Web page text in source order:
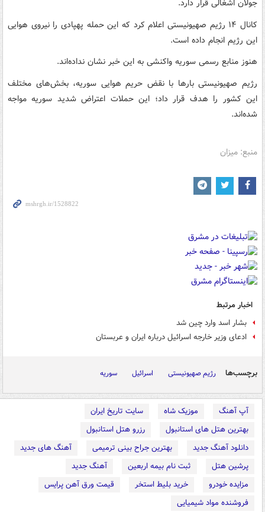
جولان اشغالی قرار دارد.
کانال ۱۴ رژیم صهیونیستی اعلام کرد که این حمله پهپادی را نیروی هوایی
این رژیم انجام داده است.
هنوز منابع رسمی سوریه واکنشی به این خبر نشان نداده‌اند.
رژیم صهیونیستی بارها با نقض حریم هوایی سوریه، بخش‌های مختلف
این کشور را هدف قرار داد؛ این حملات اعتراض شدید سوریه مواجه
شده‌اند.
منبع: میزان
اخبار مرتبط
بشار اسد وارد چین شد
ادعای وزیر خارجه اسرائیل درباره ایران و عربستان
برچسب‌ها رژیم صهیونیستی اسرائیل سوریه
آپ آهنگ موزیک شاه
سایت تاریخ ایران
بهترین هتل های استانبول
رزرو هتل استانبول
دانلود آهنگ جدید
بهترین جراح بینی ترمیمی
آهنگ های جدید
پرشین هتل
ثبت نام بیمه اربعین
آهنگ جدید
مزایده خودرو
خرید بلیط استخر
قیمت ورق آهن پرایس
فروشنده مواد شیمیایی